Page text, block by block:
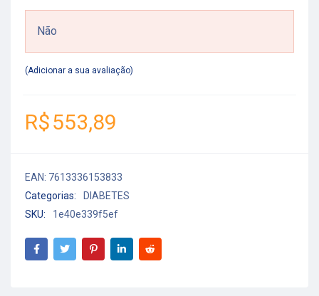
Não
Adicionar a sua avaliação
R$553,89
EAN: 7613336153833
Categorias:
DIABETES
SKU:
1e40e339f5ef